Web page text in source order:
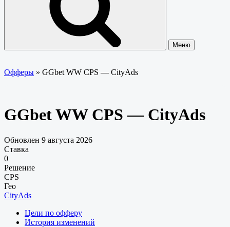
Меню
Офферы » GGbet WW CPS — CityAds
GGbet WW CPS — CityAds
Обновлен 9 августа 2026
Ставка
0
Решение
CPS
Гео
CityAds
Цели по офферу
История изменений